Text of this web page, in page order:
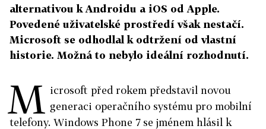
alternativou k Androidu a iOS od Apple.
Povedené uživatelské prostředí však nestačí.
Microsoft se odhodlal k odtržení od vlastní
historie. Možná to nebylo ideální rozhodnutí.
M icrosoft před rokem představil novou
generaci operačního systému pro mobilní
telefony. Windows Phone 7 se jménem hlásil k